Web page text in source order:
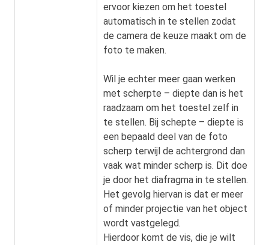
ervoor kiezen om het toestel
automatisch in te stellen zodat
de camera de keuze maakt om de
foto te maken.
Wil je echter meer gaan werken
met scherpte – diepte dan is het
raadzaam om het toestel zelf in
te stellen. Bij schepte – diepte is
een bepaald deel van de foto
scherp terwijl de achtergrond dan
vaak wat minder scherp is. Dit doe
je door het diafragma in te stellen.
Het gevolg hiervan is dat er meer
of minder projectie van het object
wordt vastgelegd.
Hierdoor komt de vis, die je wilt